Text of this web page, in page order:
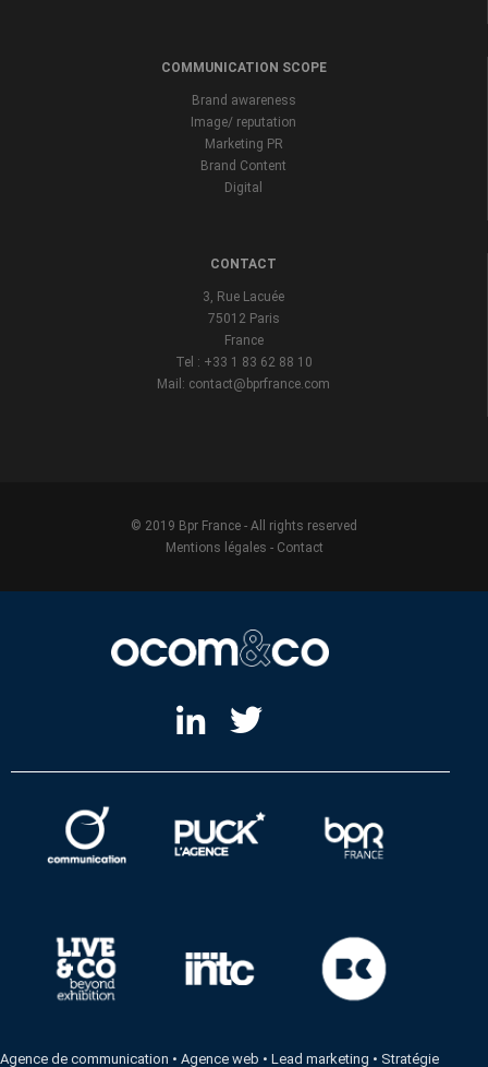
COMMUNICATION SCOPE
Brand awareness
Image/ reputation
Marketing PR
Brand Content
Digital
CONTACT
3, Rue Lacuée
75012 Paris
France
Tel : +33 1 83 62 88 10
Mail: contact@bprfrance.com
© 2019 Bpr France - All rights reserved
Mentions légales - Contact
Agence de communication •Agence web •Lead marketing • Stratégie